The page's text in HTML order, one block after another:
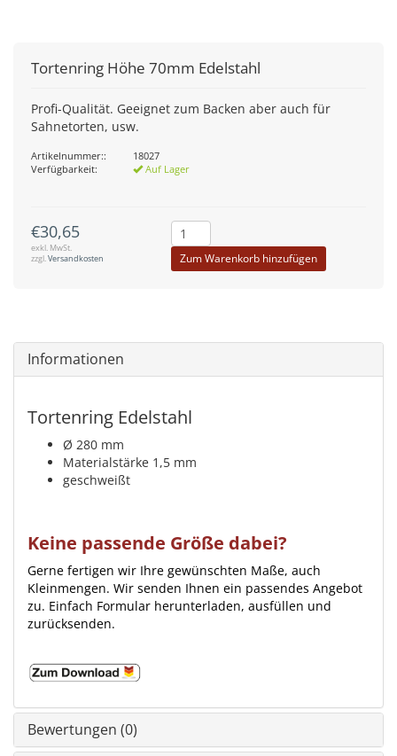
Tortenring Höhe 70mm Edelstahl
Profi-Qualität. Geeignet zum Backen aber auch für
Sahnetorten, usw.
Artikelnummer::
18027
Verfügbarkeit:
Auf Lager
€30,65
exkl. MwSt.
zzgl.Versandkosten Zum Warenkorb hinzufügen
Informationen
Tortenring Edelstahl
Ø 280 mm
Materialstärke 1,5 mm
geschweißt
Keine passende Größe dabei?
Gerne fertigen wir Ihre gewünschten Maße, auch
Kleinmengen. Wir senden Ihnen ein passendes Angebot
zu. Einfach Formular herunterladen, ausfüllen und
zurücksenden.
Bewertungen (0)